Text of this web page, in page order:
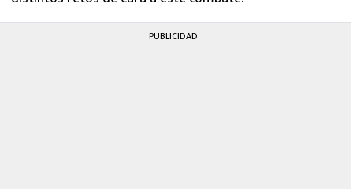
PUBLICIDAD